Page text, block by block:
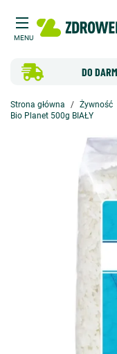
MENU
DO
Strona główna Żywność
Bio Planet 500g BIAŁY